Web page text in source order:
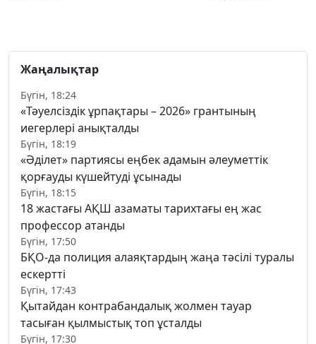
Жаңалықтар
Бүгін, 18:24
«Тәуелсіздік ұрпақтары – 2026» грантының
иегерлері анықталды
Бүгін, 18:19
«Әділет» партиясы еңбек адамын әлеуметтік
қорғауды күшейтуді ұсынады
Бүгін, 18:15
18 жастағы АҚШ азаматы тарихтағы ең жас
профессор атанды
Бүгін, 17:50
БҚО-да полиция алаяқтардың жаңа тәсілі туралы
ескертті
Бүгін, 17:43
Қытайдан контрабандалық жолмен тауар
тасыған қылмыстық топ ұсталды
Бүгін, 17:30